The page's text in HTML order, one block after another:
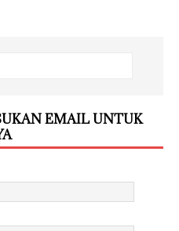
EMAIL UNTUK